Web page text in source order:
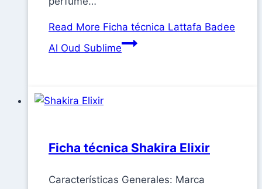
Read More Ficha técnica Lattafa Badee
Al Oud Sublime
Ficha técnica Shakira Elixir
Características Generales: Marca